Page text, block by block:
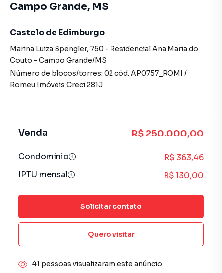
Campo Grande, MS
Castelo de Edimburgo
Marina Luiza Spengler, 750 - Residencial Ana Maria do
Couto - Campo Grande/MS
Número de blocos/torres: 02cód. AP0757_ROMI /
Romeu Imóveis Creci281J
Venda R$ 250.000,00
Condomínio
R$ 363,46
IPTU mensal
R$ 130,00
Solicitar contato
Quero visitar
41 pessoas visualizaram este anúncio